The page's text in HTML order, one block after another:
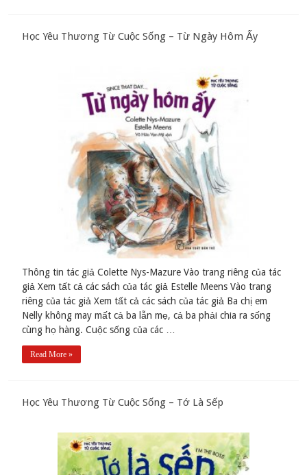
Học Yêu Thương Từ Cuộc Sống – Từ Ngày Hôm Ấy
Thông tin tác giả Colette Nys-Mazure Vào trang riêng của tác
giả Xem tất cả các sách của tác giả Estelle Meens Vào trang
riêng của tác giả Xem tất cả các sách của tác giả Ba chị em
Nelly không may mất cả ba lẫn mẹ, cả ba phải chia ra sống
cùng họ hàng. Cuộc sống của các …
Read More »
Học Yêu Thương Từ Cuộc Sống – Tớ Là Sếp